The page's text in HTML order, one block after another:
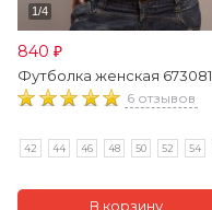
840 ₽
Футболка женская 673081
6 отзывов
42 44 46 48 50 52 54